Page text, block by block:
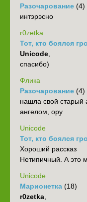
Разочарование (4)
интэрэсно
r0zetka
Тот, кто боялся
Unicode
спасибо)
Флика
Разочарование (4)
нашла свой старый
ангелом, ору
Unicode
Тот, кто боялся
Хороший рассказ
Нетипичный. А это
Unicode
Марионетка (18)
r0zetka